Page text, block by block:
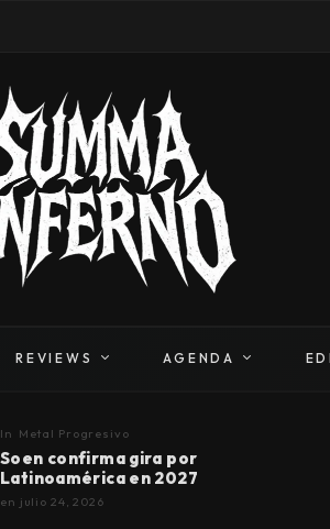
REVIEWS AGENDA
In Metal Progresivo
Soen confirma gira por
Latinoamérica en 2027
en julio 24, 2026